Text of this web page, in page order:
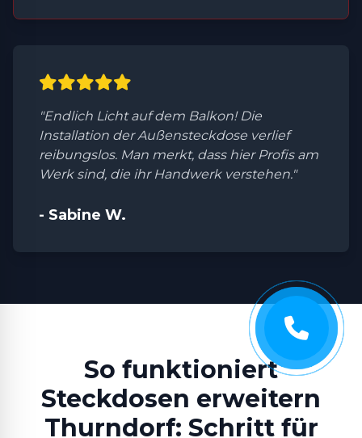
"Endlich Licht auf dem Balkon! Die
Installation der Außensteckdose verlief
reibungslos. Man merkt, dass hier Profis am
Werk sind, die ihr Handwerk verstehen."
- Sabine W.
So funktioniert
Steckdosen erweitern
Thurndorf: Schritt für